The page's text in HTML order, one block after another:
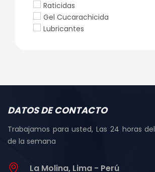
Raticidas
Gel Cucarachicida
Lubricantes
DATOS DE CONTACTO
Trabajamos para usted, Las 24 horas
de la semana
La Molina, Lima - Perú